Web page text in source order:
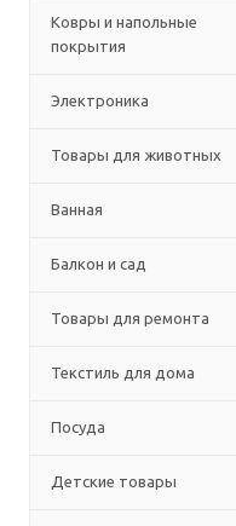
Ковры и напольные
покрытия
Электроника
Товары для животных
Ванная
Балкон и сад
Товары для ремонта
Текстиль для дома
Посуда
Детские товары